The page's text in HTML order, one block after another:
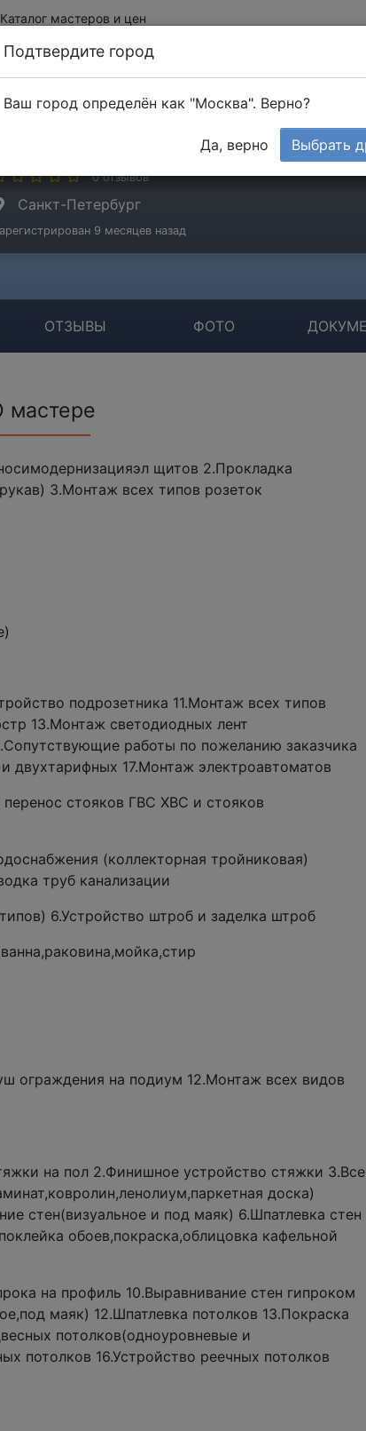
Каталог мастеров и цен
Котов Алексей
0 отзывов
Санкт-Петербург
9 месяцев назад
ОТЗЫВЫ ФОТО
мастере
щитов 2.Прокладка
3.Монтаж всех типов розеток
подрозетника 11.Монтаж всех типов
13.Монтаж светодиодных лент
работы по пожеланию заказчика
двухтарифных 17.Монтаж электроавтоматов
стояков ГВС ХВС и стояков
(коллекторная тройниковая)
труб канализации
6.Устройство штроб и заделка штроб
ограждения на подиум 12.Монтаж всех видов
на пол 2.Финишное устройство стяжки 3.Все
доска)
стен(визуальное и под маяк) 6.Шпатлевка стен
обоев,покраска,облицовка кафельной
на профиль 10.Выравнивание стен гипроком
маяк) 12.Шпатлевка потолков 13.Покраска
потолков(одноуровневые и
потолков 16.Устройство реечных потолков
Подтвердите город
Ваш город определён как "Москва". Верно?
Да, верно Выбрать